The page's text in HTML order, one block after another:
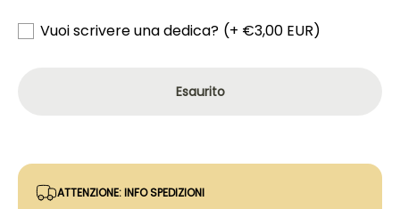
Vuoi scrivere una dedica? (+ €3,00 EUR)
Esaurito
ATTENZIONE: INFO SPEDIZIONI